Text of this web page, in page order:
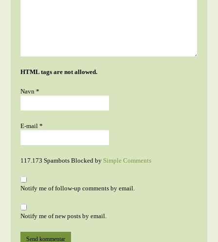
HTML tags are not allowed.
Navn*
E-mail*
117.173 Spambots Blocked by Simple Comments
Notify me of follow-up comments by email.
Notify me of new posts by email.